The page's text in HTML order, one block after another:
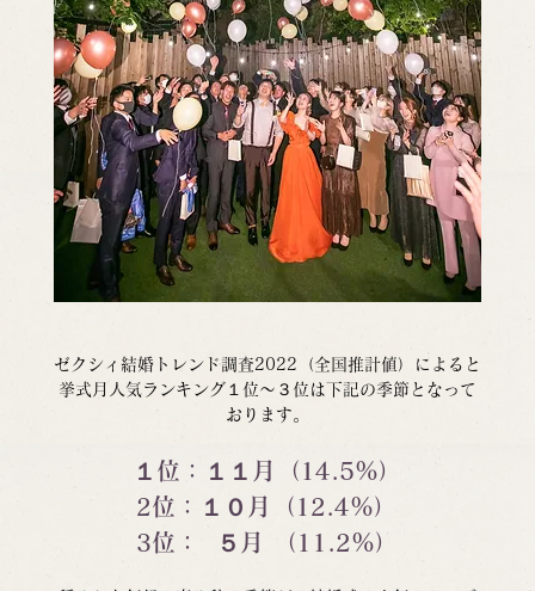
ゼクシィ結婚トレンド調査2022（全国推計値）によると
挙式月人気ランキング１位～３位は下記の季節となって
おります。
１位：１１月（14.5％）
2位：１０月（12.4％）
3位：  ５月 （11.2％）